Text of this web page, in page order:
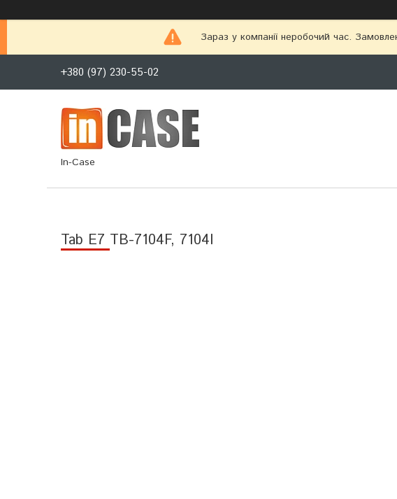
Зараз у компанії неробочий час.
+380 (97) 230-55-02
In-Case
Tab E7 TB-7104F, 7104I